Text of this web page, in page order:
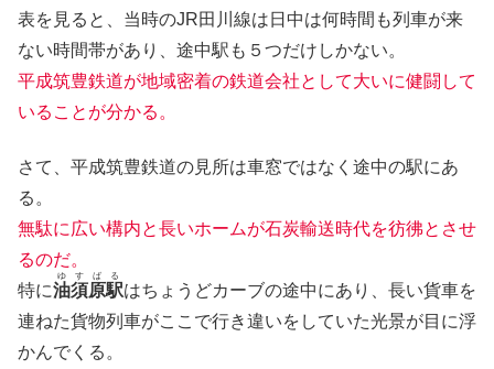
表を見ると、当時のJR田川線は日中は何時間も列車が来
ない時間帯があり、途中駅も５つだけしかない。
平成筑豊鉄道が地域密着の鉄道会社として大いに健闘して
いることが分かる。
さて、平成筑豊鉄道の見所は車窓ではなく途中の駅にあ
る。
無駄に広い構内と長いホームが石炭輸送時代を彷彿とさせ
るのだ。
特に油須原駅
ゆすばる
はちょうどカーブの途中にあり、長い貨車を
連ねた貨物列車がここで行き違いをしていた光景が目に浮
かんでくる。